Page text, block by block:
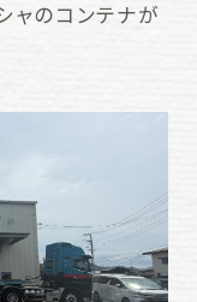
ャのコンテナが